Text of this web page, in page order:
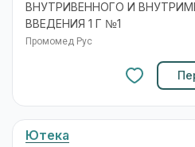
ВНУТРИВЕННОГО И
ВВЕДЕНИЯ 1 Г №1
Промомед Рус
Ютека